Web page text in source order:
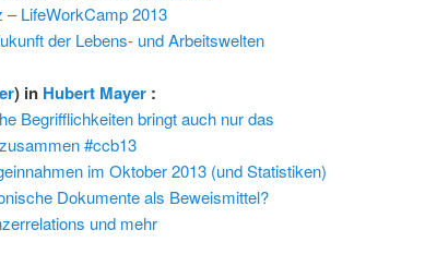
– LifeWorkCamp 2013
der Lebens- und Arbeitswelten
) in Hubert Mayer :
Begrifflichkeiten bringt auch nur das
#ccb13
im Oktober 2013 (und Statistiken)
Dokumente als Beweismittel?
und mehr